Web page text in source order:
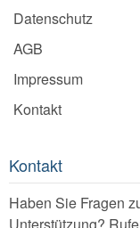
Datenschutz
AGB
Impressum
Kontakt
Kontakt
Haben Sie Fragen